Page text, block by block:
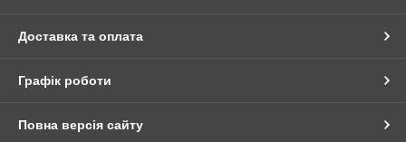
Доставка та оплата
Графік роботи
Повна версія сайту